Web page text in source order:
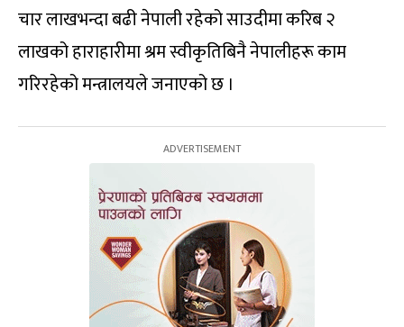
चार लाखभन्दा बढी नेपाली रहेको साउदीमा करिब २
लाखको हाराहारीमा श्रम स्वीकृतिबिनै नेपालीहरू काम
गरिरहेको मन्त्रालयले जनाएको छ ।